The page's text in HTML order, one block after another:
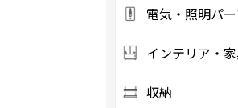
電気・照明パ
インテリア・
収納